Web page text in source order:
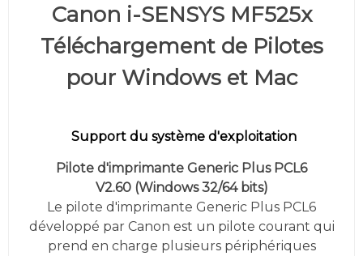
Canon i-SENSYS MF525x
Téléchargement de Pilotes
pour Windows et Mac
Support du système d'exploitation
Pilote d'imprimante Generic Plus PCL6
V2.60 (Windows 32/64 bits)
Le pilote d'imprimante Generic Plus PCL6
développé par Canon est un pilote courant qui
prend en charge plusieurs périphériques